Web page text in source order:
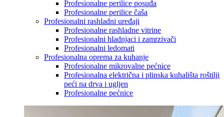
Profesionalne perilice posuđa
Profesionalne perilice čaša
Profesionalni rashladni uređaji
Profesionalne rashladne vitrine
Profesionalni hladnjaci i zamrzivači
Profesionalni ledomati
Profesionalna oprema za kuhanje
Profesionalne mikrovalne pećnice
Profesionalna električna i plinska kuhališta roštilji
peći na drva i ugljen
Profesionalne pećnice